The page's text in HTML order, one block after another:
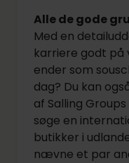
Alle de gode
Med en
karriere godt på
ender som
dag? Du kan
af Salling
søge en
butikker i
nævne et par